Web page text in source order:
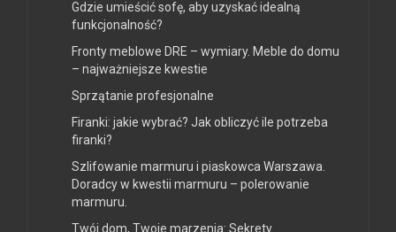
Gdzie umieścić sofę, aby uzyskać idealną
funkcjonalność?
Fronty meblowe DRE – wymiary. Meble do domu
– najważniejsze kwestie
Sprzątanie profesjonalne
Firanki: jakie wybrać? Jak obliczyć ile potrzeba
firanki?
Szlifowanie marmuru i piaskowca Warszawa.
Doradcy w kwestii marmuru – polerowanie
marmuru.
Twój dom, Twoje marzenia: Sekrety